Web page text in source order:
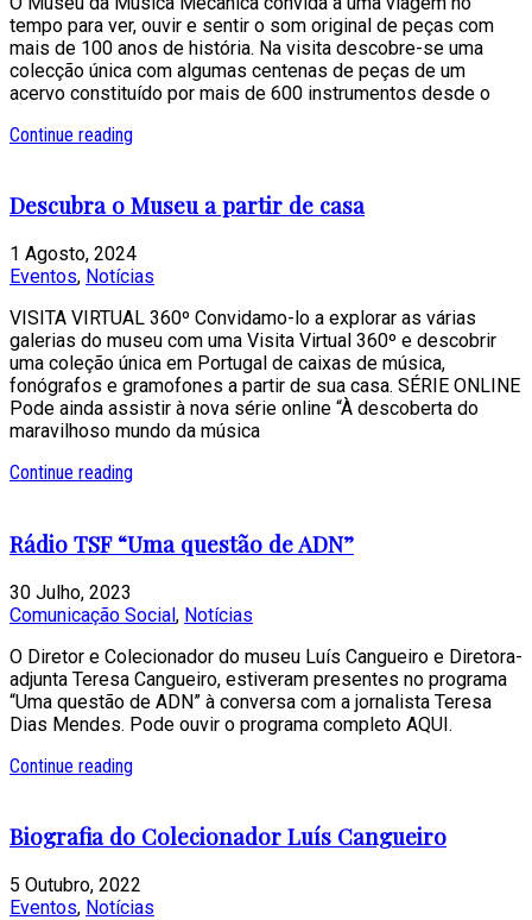
tempo para ver, ouvir e sentir o som original de peças com
mais de 100 anos de história. Na visita descobre-se uma
colecção única com algumas centenas de peças de um
acervo constituído por mais de 600 instrumentos desde o
Continue reading
Descubra o Museu a partir de casa
1 Agosto, 2024
Eventos, Notícias
VISITA VIRTUAL 360º Convidamo-lo a explorar as várias
galerias do museu com uma Visita Virtual 360º e descobrir
uma coleção única em Portugal de caixas de música,
fonógrafos e gramofones a partir de sua casa. SÉRIE ONLINE
Pode ainda assistir à nova série online “À descoberta do
maravilhoso mundo da música
Continue reading
Rádio TSF “Uma questão de ADN”
30 Julho, 2023
Comunicação Social, Notícias
O Diretor e Colecionador do museu Luís Cangueiro e Diretora-
adjunta Teresa Cangueiro, estiveram presentes no programa
“Uma questão de ADN” à conversa com a jornalista Teresa
Dias Mendes. Pode ouvir o programa completo AQUI.
Continue reading
Biografia do Colecionador Luís Cangueiro
5 Outubro, 2022
Eventos, Notícias